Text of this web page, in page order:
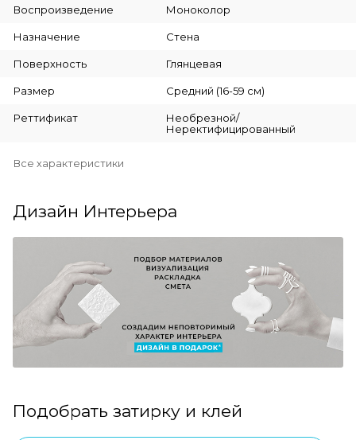
Воспроизведение Моноколор
Назначение Стена
Поверхность Глянцевая
Размер Средний (16-59 см)
Реттификат
Необрезной/
Неректифицированный
Все характеристики
Дизайн Интерьера
Подобрать затирку и клей